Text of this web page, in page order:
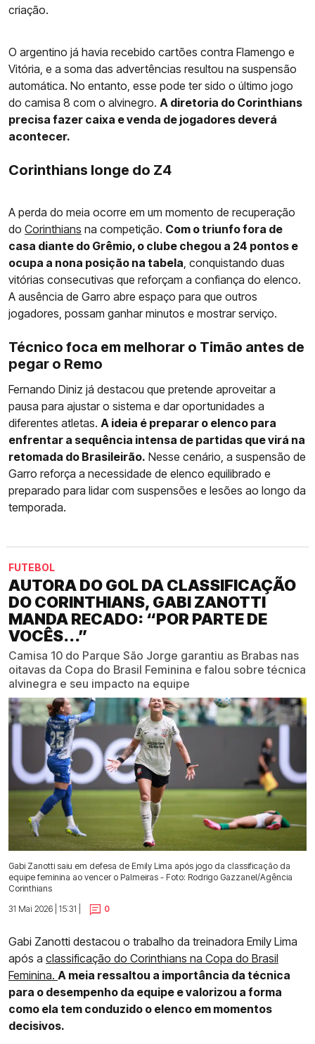
criação.
O argentino já havia recebido cartões contra Flamengo e
Vitória, e a soma das advertências resultou na suspensão
automática. No entanto, esse pode ter sido o último jogo
do camisa 8 com o alvinegro. A diretoria do Corinthians
precisa fazer caixa e venda de jogadores deverá
acontecer.
Corinthians longe do Z4
A perda do meia ocorre em um momento de recuperação
do Corinthians na competição. Com o triunfo fora de
casa diante do Grêmio, o clube chegou a 24 pontos e
ocupa a nona posição na tabela , conquistando duas
vitórias consecutivas que reforçam a confiança do elenco.
A ausência de Garro abre espaço para que outros
jogadores, possam ganhar minutos e mostrar serviço.
Técnico foca em melhorar o Timão antes de
pegar o Remo
Fernando Diniz já destacou que pretende aproveitar a
pausa para ajustar o sistema e dar oportunidades a
diferentes atletas. A ideia é preparar o elenco para
enfrentar a sequência intensa de partidas que virá na
retomada do Brasileirão. Nesse cenário, a suspensão de
Garro reforça a necessidade de elenco equilibrado e
preparado para lidar com suspensões e lesões ao longo da
temporada.
FUTEBOL
AUTORA DO GOL DA CLASSIFICAÇÃO
DO CORINTHIANS, GABI ZANOTTI
MANDA RECADO: “POR PARTE DE
VOCÊS...”
Camisa 10 do Parque São Jorge garantiu as Brabas nas
oitavas da Copa do Brasil Feminina e falou sobre técnica
alvinegra e seu impacto na equipe
Gabi Zanotti saiu em defesa de Emily Lima após jogo da classificação da
equipe feminina ao vencer o Palmeiras - Foto: Rodrigo Gazzanel/Agência
Corinthians
31 Mai 2026 | 15:31 |
0
Gabi Zanotti destacou o trabalho da treinadora Emily Lima
após a classificação do Corinthians na Copa do Brasil
Feminina. A meia ressaltou a importância da técnica
para o desempenho da equipe e valorizou a forma
como ela tem conduzido o elenco em momentos
decisivos.